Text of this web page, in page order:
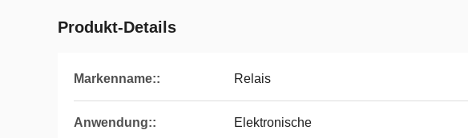
Produkt-Details
Markenname:: Relais
Anwendung:: Elektronische